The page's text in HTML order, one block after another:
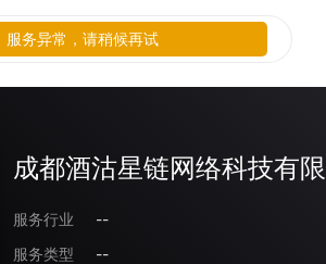
成都酒沽星链网络科技有
服务行业
--
服务类型
--
服务异常，请稍候再试